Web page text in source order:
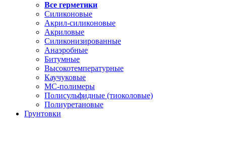
Все герметики
Силиконовые
Акрил-силиконовые
Акриловые
Силиконизированные
Анаэробные
Битумные
Высокотемпературные
Каучуковые
МС-полимеры
Полисульфидные (тиоколовые)
Полиуретановые
Грунтовки